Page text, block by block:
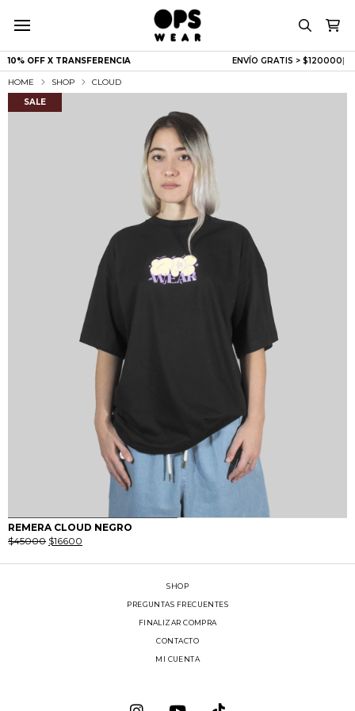
10% OFF X TRANSFERENCIA ENVÍO GRATIS > $120000|
HOME SHOP
CLOUD
SALE
0 1
REMERA CLOUD NEGRO
$45000 El
original
$16600
actual
SHOP
PREGUNTAS FRECUENTES
FINALIZAR COMPRA
CONTACTO
MI CUENTA